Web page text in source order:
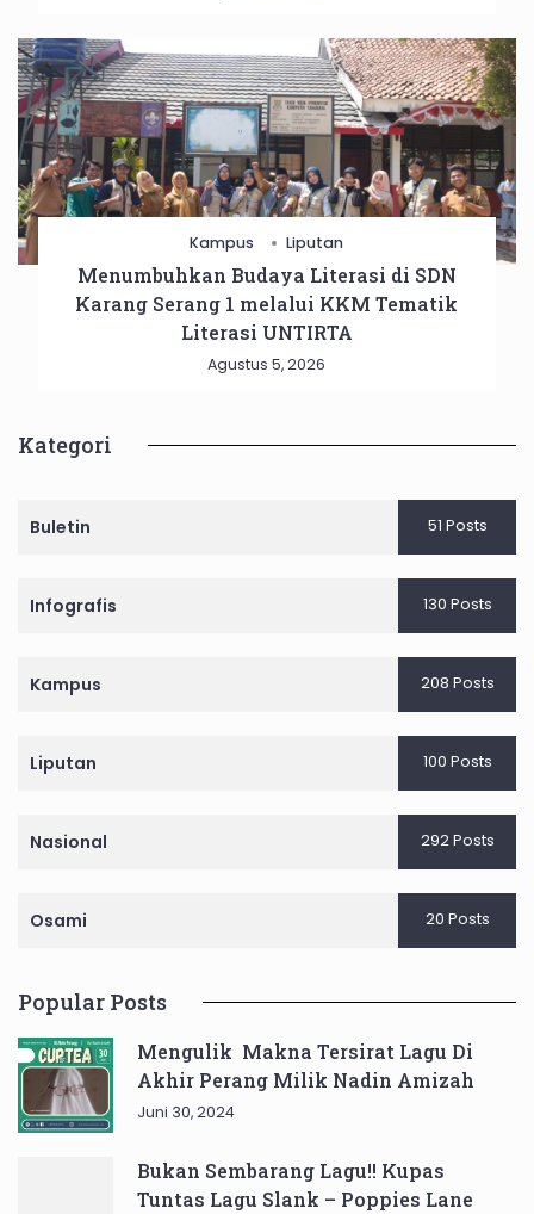
Kampus Liputan
Menumbuhkan Budaya Literasi di SDN
Karang Serang 1 melalui KKM Tematik
Literasi UNTIRTA
Agustus 5, 2026
Kategori
Buletin 51 Posts
Infografis 130 Posts
Kampus 208 Posts
Liputan 100 Posts
Nasional 292 Posts
Osami 20 Posts
Popular Posts
Mengulik Makna Tersirat Lagu Di
Akhir Perang Milik Nadin Amizah
Juni 30, 2024
Bukan Sembarang Lagu!! Kupas
Tuntas Lagu Slank – Poppies Lane